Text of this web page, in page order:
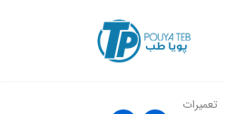
تعمیرات